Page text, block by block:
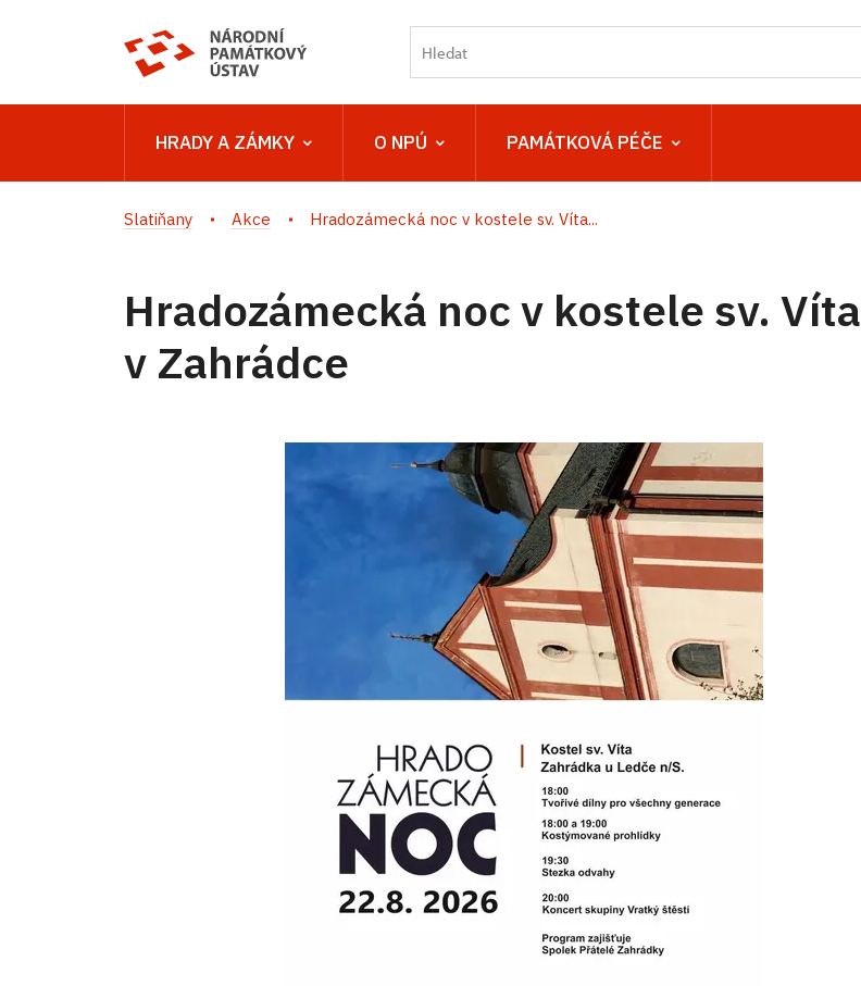
HRADY A ZÁMKY O NPÚ PAMÁTKOVÁ PÉČE
Slatiňany Akce Hradozámecká noc v kostele sv. Víta...
Hradozámecká noc v kostele sv. Víta
v Zahrádce